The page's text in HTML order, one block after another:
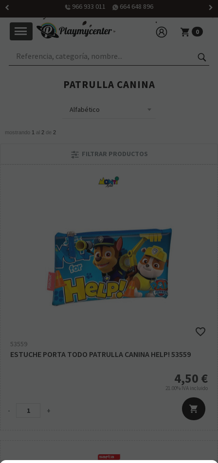
966 933 011 664 648 896
0
PATRULLA CANINA
mostrando 1 al 2 de 2
FILTRAR PRODUCTOS
53559
ESTUCHE PORTA TODO PATRULLA CANINA HELP! 53559
4,50 €
21.00% IVA incluido
- +